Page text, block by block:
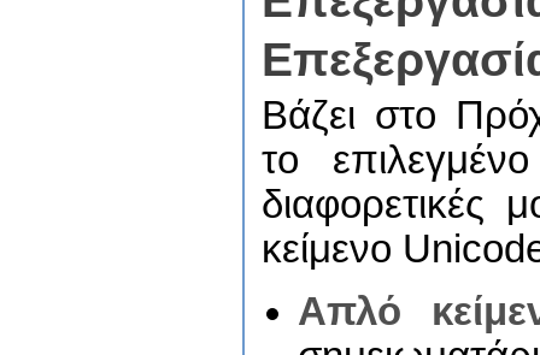
Βάζει στο
το
διαφορετικές
κείμενο
Απλό